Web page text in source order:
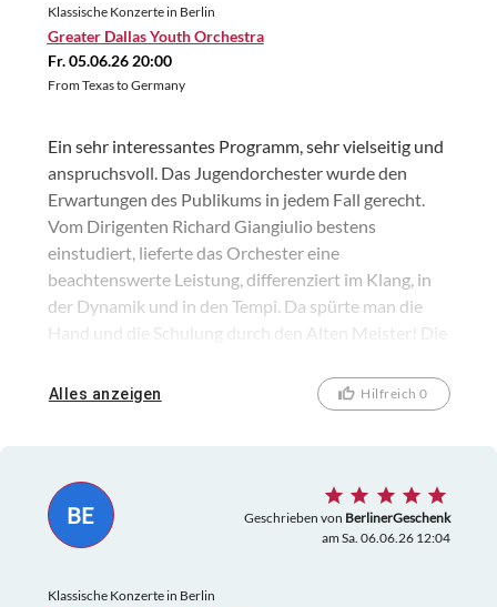
Klassische Konzerte in Berlin
Greater Dallas Youth Orchestra
Fr. 05.06.26 20:00
From Texas to Germany
Ein sehr interessantes Programm, sehr vielseitig und
anspruchsvoll. Das Jugendorchester wurde den
Erwartungen des Publikums in jedem Fall gerecht.
Vom Dirigenten Richard Giangiulio bestens
einstudiert, lieferte das Orchester eine
beachtenswerte Leistung, differenziert im Klang, in
der Dynamik und in den Tempi. Da spürte man die
Hand und die Schulung durch den Alten Meister! Die
wundervolle und gefühlvolle Wiedergabe, zusammen
mit dem begleitenden Orchester, dieses berühmten
Alles anzeigen Hilfreich 0
BE Geschrieben von BerlinerGeschenk
am Sa. 06.06.26 12:04
Klassische Konzerte in Berlin